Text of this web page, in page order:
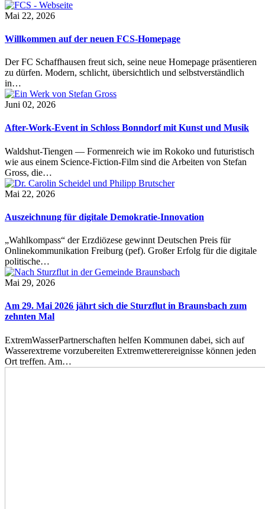
Mai 22, 2026
Willkommen auf der neuen FCS-Homepage
Der FC Schaffhausen freut sich, seine neue Homepage präsentieren
zu dürfen. Modern, schlicht, übersichtlich und selbstverständlich
in…
Juni 02, 2026
After-Work-Event in Schloss Bonndorf mit Kunst und Musik
Waldshut-Tiengen — Formenreich wie im Rokoko und futuristisch
wie aus einem Science-Fiction-Film sind die Arbeiten von Stefan
Gross, die…
Mai 22, 2026
Auszeichnung für digitale Demokratie-Innovation
„Wahlkompass“ der Erzdiözese gewinnt Deutschen Preis für
Onlinekommunikation Freiburg (pef). Großer Erfolg für die digitale
politische…
Mai 29, 2026
Am 29. Mai 2026 jährt sich die Sturzflut in Braunsbach zum
zehnten Mal
ExtremWasserPartnerschaften helfen Kommunen dabei, sich auf
Wasserextreme vorzubereiten Extremwetterereignisse können jeden
Ort treffen. Am…